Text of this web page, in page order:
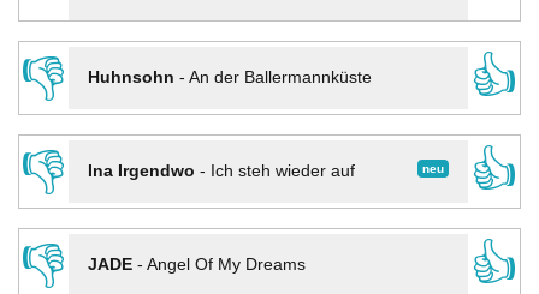
👎
Huhnsohn - An der Ballermannküste
👍
👎
neu
Ina Irgendwo - Ich steh wieder auf
👍
👎
JADE- Angel Of My Dreams
👍